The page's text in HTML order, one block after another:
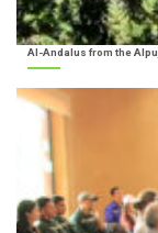
Al-Andalus from the